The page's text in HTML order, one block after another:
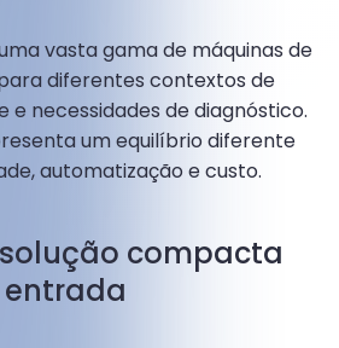
vasta gama de máquinas de
diferentes contextos de
e necessidades de diagnóstico.
um equilíbrio diferente
automatização e custo.
solução compacta